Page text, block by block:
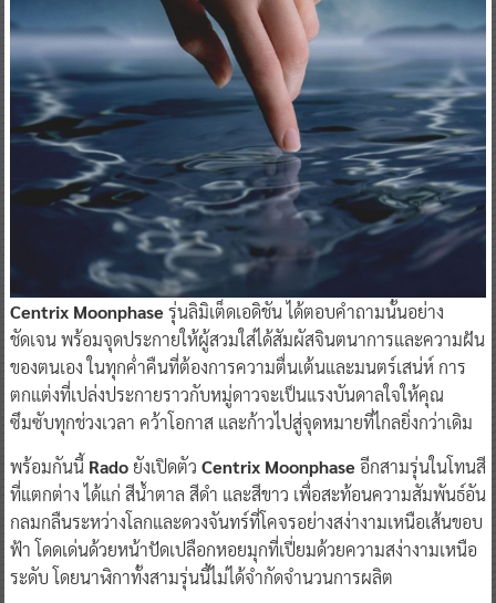
Centrix Moonphaseรุ่นลิมิเต็ดเอดิชัน ได้ตอบคำถามนั้นอย่าง
ชัดเจน พร้อมจุดประกายให้ผู้สวมใส่ได้สัมผัสจินตนาการและความฝัน
ของตนเอง ในทุกค่ำคืนที่ต้องการความตื่นเต้นและมนตร์เสน่ห์ การ
ตกแต่งที่เปล่งประกายราวกับหมู่ดาวจะเป็นแรงบันดาลใจให้คุณ
ซึมซับทุกช่วงเวลา คว้าโอกาส และก้าวไปสู่จุดหมายที่ไกลยิ่งกว่าเดิม
พร้อมกันนี้ Radoยังเปิดตัว Centrix Moonphaseอีกสามรุ่นในโทนสี
ที่แตกต่าง ได้แก่ สีน้ำตาล สีดำ และสีขาว เพื่อสะท้อนความสัมพันธ์อัน
กลมกลืนระหว่างโลกและดวงจันทร์ที่โคจรอย่างสง่างามเหนือเส้นขอบ
ฟ้า โดดเด่นด้วยหน้าปัดเปลือกหอยมุกที่เปี่ยมด้วยความสง่างามเหนือ
ระดับ โดยนาฬิกาทั้งสามรุ่นนี้ไม่ได้จำกัดจำนวนการผลิต